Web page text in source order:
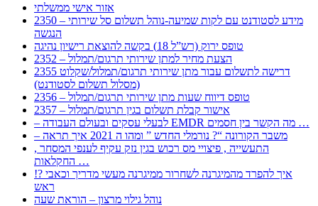
אזור אישי ממשלתי
2350 – מידע לסטודנט עם לקות שמיעה-נוהל תשלום סל שירותי
הנגשה
טופס ירוק (רש”ל 18) בקשה להוצאת רישיון נהיגה
2352 – הצעת מחיר למתן שירותי תרגום/תמלול
2355 דרישה לתשלום עבור מתן שירותי תרגום/תמלול/שקלוט
(מסלול תשלום לסטודנט)
2356 – טופס דיווח שעות מתן שירותי תרגום/תמלול
2357 – אישור קבלת תשלום בגין תרגום/תמלול
– לבעלי עסקים ובעולם העבודה EMDR מה הקשר בין חסמים …
– משבר הקורונה “? נורמלי החדש ” ומהו ה 2021 איך תראה
, התעשייה , פיצויי מס רכוש בגין נזק עקיף לענפי המסחר
החקלאות …
!? איך להפרד מהמיגרנה לשחרור ממיגרנה מעשי מדריך וכאבי
ראש
נוהל גילוי מרצון – הוראת שעה